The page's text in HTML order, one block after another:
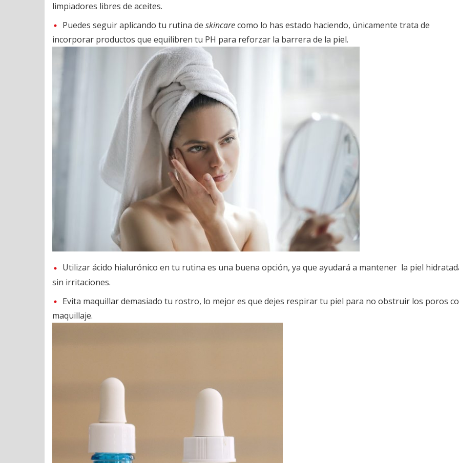
limpiadores libres de aceites.
Puedes seguir aplicando tu rutina de skincarecomo lo has estado haciendo, únicamente trata de
incorporar productos que equilibren tu PH para reforzar la barrera de la piel.
Utilizar ácido hialurónico en tu rutina es una buena opción, ya que ayudará a mantener la piel
sin irritaciones.
Evita maquillar demasiado tu rostro, lo mejor es que dejes respirar tu piel para no obstruir los poros
maquillaje.